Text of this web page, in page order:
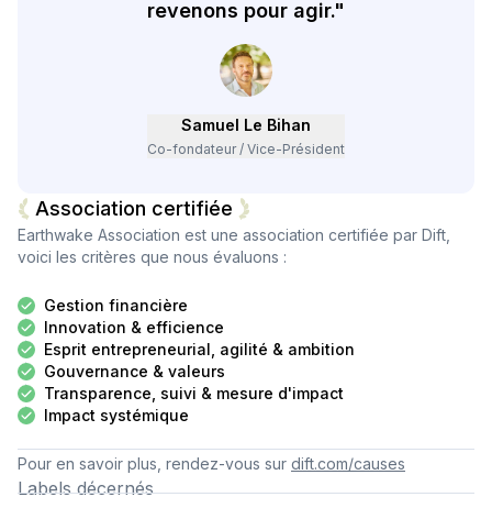
revenons pour agir."
Samuel Le Bihan
Co-fondateur / Vice-Président
Association certifiée
Earthwake Association est une association certifiée par Dift,
voici les critères que nous évaluons :
Gestion financière
Innovation & efficience
Esprit entrepreneurial, agilité & ambition
Gouvernance & valeurs
Transparence, suivi & mesure d'impact
Impact systémique
Pour en savoir plus, rendez-vous sur dift.com/causes
Labels décernés